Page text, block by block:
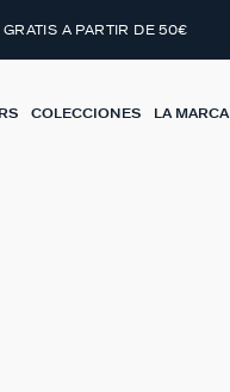
A PARTIR DE 50€
COLECCIONES LA MARCA